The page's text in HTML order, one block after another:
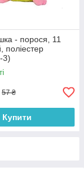
- порося, 11
поліестер
3)
57 ₴
Купити